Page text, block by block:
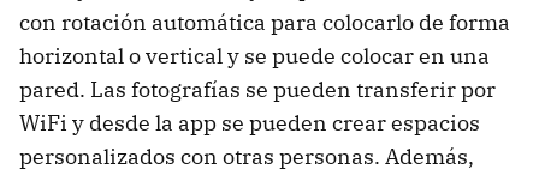
con rotación automática para colocarlo de forma
horizontal o vertical y se puede colocar en una
pared. Las fotografías se pueden transferir por
WiFi y desde la app se pueden crear espacios
personalizados con otras personas. Además,